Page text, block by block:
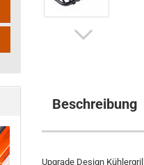
Beschreibung
Upgrade Design